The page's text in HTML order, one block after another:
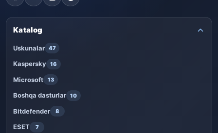
Katalog
Uskunalar 47
Kaspersky 16
Microsoft 13
Boshqa dasturlar 10
Bitdefender 8
ESET 7